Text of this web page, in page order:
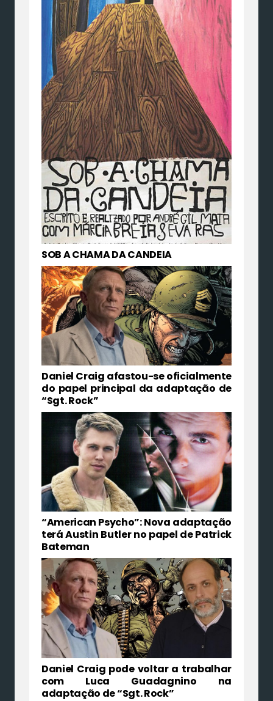
SOB A CHAMA DA CANDEIA
Daniel Craig afastou-se oficialmente
do papel principal da adaptação de
“Sgt. Rock”
“American Psycho”: Nova adaptação
terá Austin Butler no papel de Patrick
Bateman
Daniel Craig pode voltar a trabalhar
com Luca Guadagnino na
adaptação de “Sgt. Rock”